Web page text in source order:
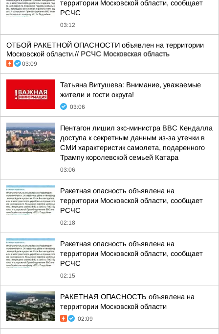
территории Московской области, сообщает
РСЧС
03:12
ОТБОЙ РАКЕТНОЙ ОПАСНОСТИ объявлен на территории
Московской области.// РСЧС Московская область
03:09
Татьяна Витушева: Внимание, уважаемые
жители и гости округа!
03:06
Пентагон лишил экс-министра ВВС Кендалла
доступа к секретным данным из-за утечки в
СМИ характеристик самолета, подаренного
Трампу королевской семьей Катара
03:06
Ракетная опасность объявлена на
территории Московской области, сообщает
РСЧС
02:18
Ракетная опасность объявлена на
территории Московской области, сообщает
РСЧС
02:15
РАКЕТНАЯ ОПАСНОСТЬ объявлена на
территории Московской области
02:09